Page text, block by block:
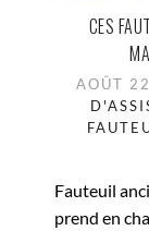
CES
AOÛT
Fauteuil
prend en